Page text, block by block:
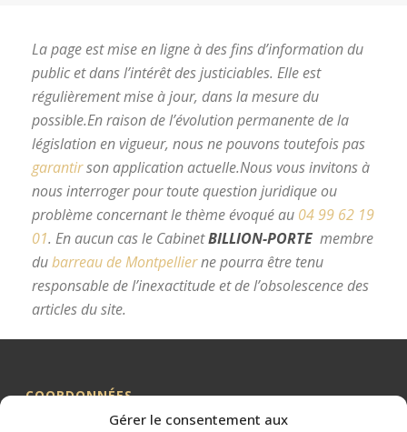
Gérer le consentement aux
La page est mise en ligne à des fins d’information du
public et dans l’intérêt des justiciables. Elle est
régulièrement mise à jour, dans la mesure du
possible.En raison de l’évolution permanente de la
législation en vigueur, nous ne pouvons toutefois pas
garantirson application actuelle.Nous vous invitons à
nous interroger pour toute question juridique ou
problème concernant le thème évoqué au 04 99 62 19
01. En aucun cas le CabinetBILLION-PORTE membre
dubarreau de Montpellierne pourra être tenu
responsable de l’inexactitude et de l’obsolescence des
articles du site.
COORDONNÉES
Me BILLION-PORTE